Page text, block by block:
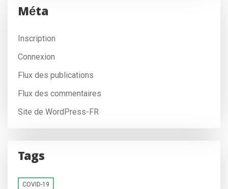
Méta
Inscription
Connexion
Flux des publications
Flux des commentaires
Site de WordPress-FR
Tags
COVID-19